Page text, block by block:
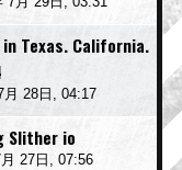
Texas. California.
月 28日, 04:17
Slither io
27日, 07:56